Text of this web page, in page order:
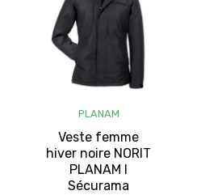
PLANAM
Veste femme
hiver noire NORIT
PLANAM I
Sécurama